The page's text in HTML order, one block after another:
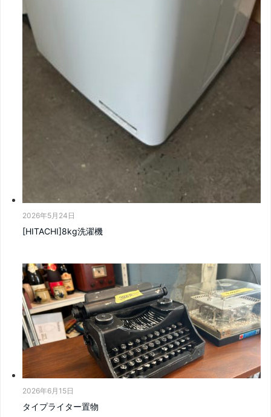
2026年5月24日
[HITACHI]8kg洗濯機
2026年6月15日
タイプライター置物